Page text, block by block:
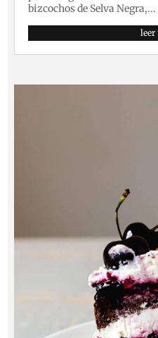
bizcochos de Selva Negra,...
leer